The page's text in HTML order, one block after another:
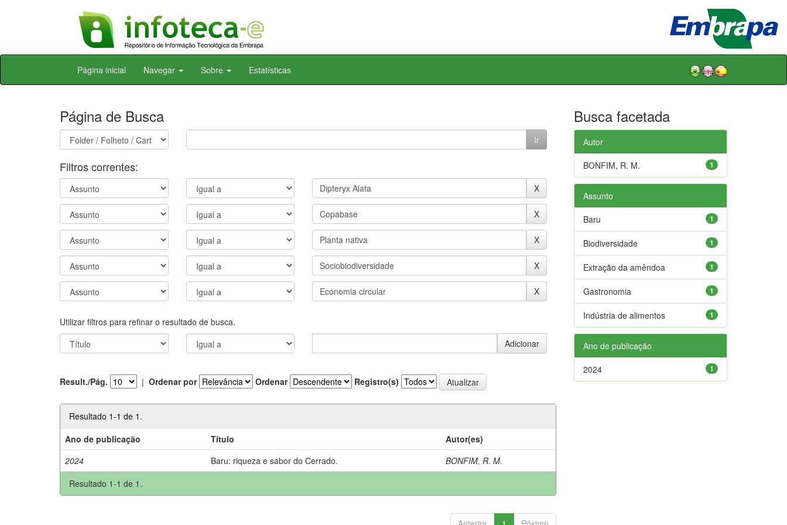
Skip
Página inicial Navegar Sobre Estatísticas
Página de Busca
Filtros correntes:
Utilizar filtros para refinar o resultado de busca.
Result./Pág. | Ordenar por Ordenar Registro(s)
Resultado 1-1 de 1.
Ano de publicação
Título
Autor(es)
2024
Baru: riqueza e sabor do Cerrado.
BONFIM, R. M.
Resultado 1-1 de 1.
Busca facetada
Autor
1
BONFIM, R. M.
Assunto
1
Baru
1
Biodiversidade
1
Extração da amêndoa
1
Gastronomia
1
Indústria de alimentos
Ano de publicação
1
2024